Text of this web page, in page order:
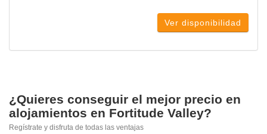
Ver disponibilidad
¿Quieres conseguir el mejor precio en
alojamientos en Fortitude Valley?
Regístrate y disfruta de todas las ventajas